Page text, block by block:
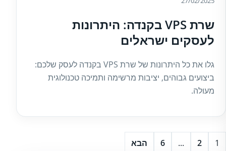
שרת VPS בקנדה: היתרונות
לעסקים ישראלים
גלו את כל היתרונות של שרת VPS בקנדה לעסק שלכם:
ביצועים גבוהים, יציבות מרשימה ותמיכה טכנולוגית
מעולה.
1
2
...
6 הבא